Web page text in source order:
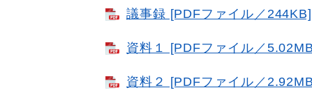
議事録 [PDFファイル／244KB]
資料１ [PDFファイル／
資料２ [PDFファイル／